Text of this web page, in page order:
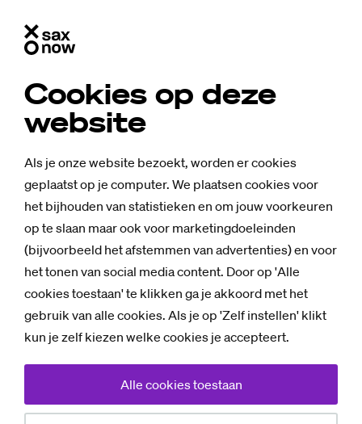
Cookies op deze
website
Als je onze website bezoekt, worden er cookies
geplaatst op je computer. We plaatsen cookies voor
het bijhouden van statistieken en om jouw voorkeuren
op te slaan maar ook voor marketingdoeleinden
(bijvoorbeeld het afstemmen van advertenties) en voor
het tonen van social media content. Door op 'Alle
cookies toestaan' te klikken ga je akkoord met het
gebruik van alle cookies. Als je op 'Zelf instellen' klikt
kun je zelf kiezen welke cookies je accepteert.
Alle cookies toestaan